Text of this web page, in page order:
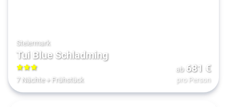
Steiermark
Tui Blue Schladming
3
7 Nächte+ Frühstück
ab 681 €
pro Person